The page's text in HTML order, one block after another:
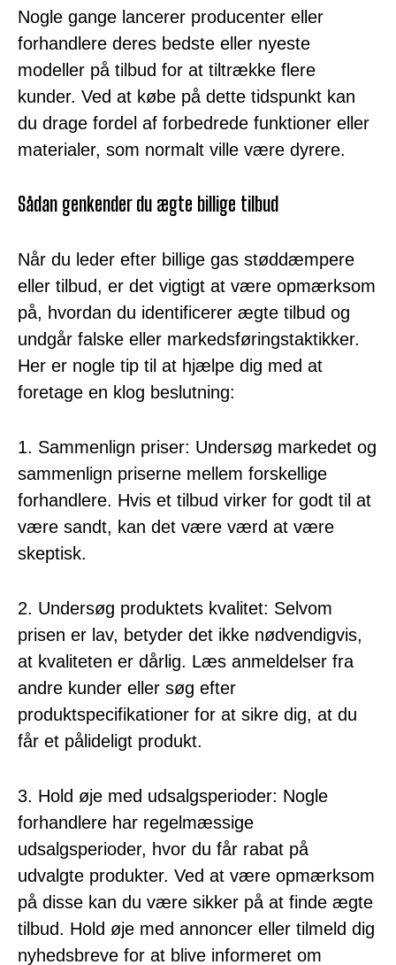
Nogle gange lancerer producenter eller
forhandlere deres bedste eller nyeste
modeller på tilbud for at tiltrække flere
kunder. Ved at købe på dette tidspunkt kan
du drage fordel af forbedrede funktioner eller
materialer, som normalt ville være dyrere.
Sådan genkender du ægte billige tilbud
Når du leder efter billige gas støddæmpere
eller tilbud, er det vigtigt at være opmærksom
på, hvordan du identificerer ægte tilbud og
undgår falske eller markedsføringstaktikker.
Her er nogle tip til at hjælpe dig med at
foretage en klog beslutning:
1. Sammenlign priser: Undersøg markedet og
sammenlign priserne mellem forskellige
forhandlere. Hvis et tilbud virker for godt til at
være sandt, kan det være værd at være
skeptisk.
2. Undersøg produktets kvalitet: Selvom
prisen er lav, betyder det ikke nødvendigvis,
at kvaliteten er dårlig. Læs anmeldelser fra
andre kunder eller søg efter
produktspecifikationer for at sikre dig, at du
får et pålideligt produkt.
3. Hold øje med udsalgsperioder: Nogle
forhandlere har regelmæssige
udsalgsperioder, hvor du får rabat på
udvalgte produkter. Ved at være opmærksom
på disse kan du være sikker på at finde ægte
tilbud. Hold øje med annoncer eller tilmeld dig
nyhedsbreve for at blive informeret om